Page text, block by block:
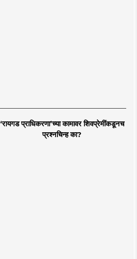
‘रायगड प्राधिकरणा’च्या कामावर शिवप्रेमींकडूनच
प्रश्नचिन्ह का?